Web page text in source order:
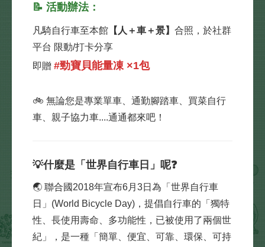
📝 活動辦法：
凡騎自行車至本館 【人＋車＋景】 合照，於社群
平台 限動/打卡分享
即贈 #勁寶貝能量凍 ×1包
🚲 無論您是專業單車、通勤腳踏車、買菜自行
車、親子協力車....通通都來吧！
💡什麼是「世界自行車日」呢❓
🌏 聯合國2018年宣布6月3日為「世界自行車
日」(World Bicycle Day)，提倡自行車的「獨特
性、長使用壽命、多功能性，已被使用了兩個世
紀」，是一種「簡單、便宜、可靠、環保、可持